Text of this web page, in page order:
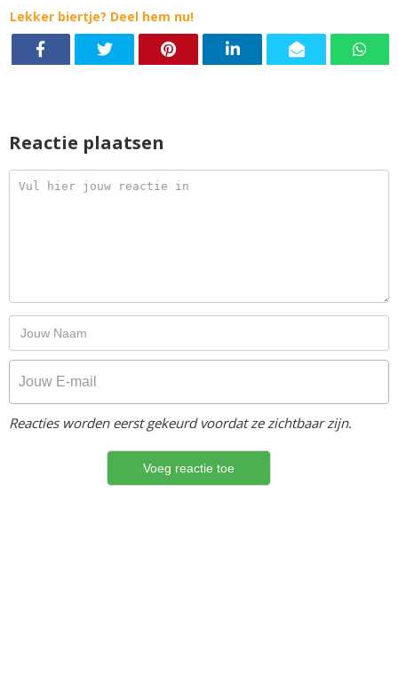
Lekker biertje? Deel hem nu!
Reactie plaatsen
Reacties worden eerst gekeurd voordat ze zichtbaar zijn.